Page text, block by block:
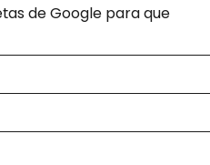
de Google para que